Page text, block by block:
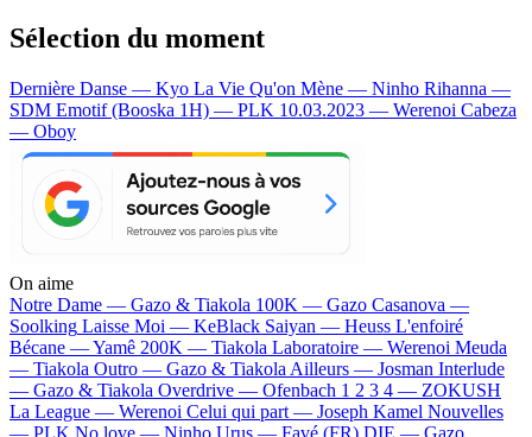
Sélection du moment
Dernière Danse — Kyo La Vie Qu'on Mène — Ninho Rihanna —
SDM Emotif (Booska 1H) — PLK 10.03.2023 — Werenoi Cabeza
— Oboy
On aime
Notre Dame — Gazo & Tiakola 100K — Gazo Casanova —
Soolking Laisse Moi — KeBlack Saiyan — Heuss L'enfoiré
Bécane —Yamê 200K — Tiakola Laboratoire — Werenoi Meuda
— Tiakola Outro — Gazo & Tiakola Ailleurs — Josman Interlude
— Gazo & Tiakola Overdrive — Ofenbach 1 2 3 4 — ZOKUSH
La League — Werenoi Celui qui part — Joseph Kamel Nouvelles
— PLK No love — Ninho Urus — Favé (FR) DIE — Gazo